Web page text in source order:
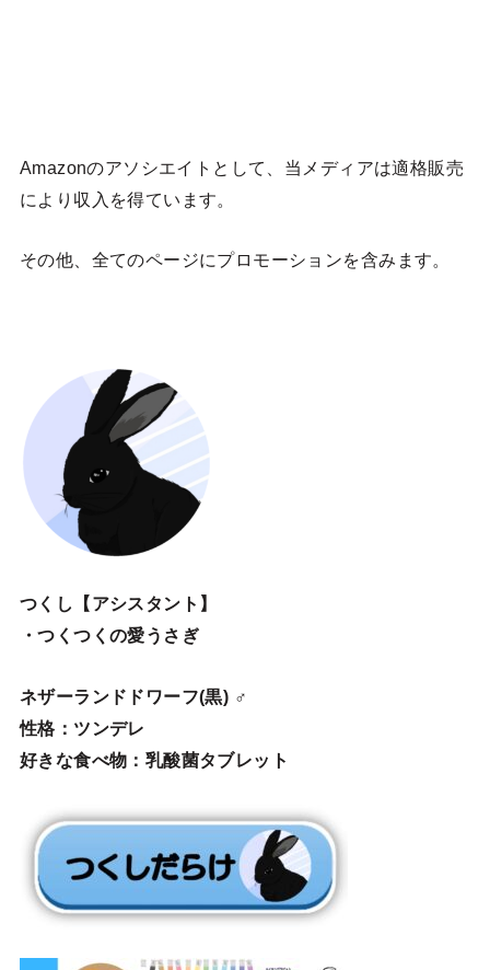
Amazonのアソシエイトとして、当メディアは適格販売
により収入を得ています。
その他、全てのページにプロモーションを含みます。
つくし【アシスタント】
・つくつくの愛うさぎ
ネザーランドドワーフ(黒) ♂
性格：ツンデレ
好きな食べ物：乳酸菌タブレット